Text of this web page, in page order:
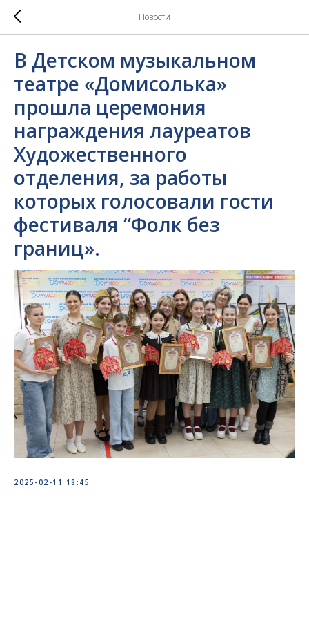
Новости
В Детском музыкальном
театре «Домисолька»
прошла церемония
награждения лауреатов
Художественного
отделения, за работы
которых голосовали гости
фестиваля “Фолк без
границ».
2025-02-11 18:45